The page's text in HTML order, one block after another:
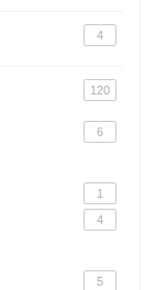
4
120
6
1
4
5